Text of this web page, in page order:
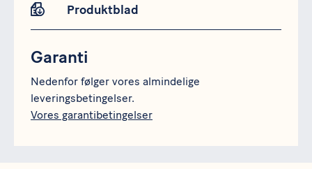
Produktblad
Garanti
Nedenfor følger vores almindelige
leveringsbetingelser.
Vores garantibetingelser